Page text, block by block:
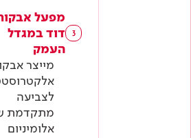
3
מפעל
דוד במגדל
העמק
מייצר
לצביעה
מתקדמת
אלומיניום